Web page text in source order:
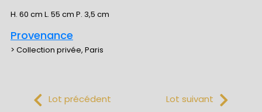
H. 60 cm L. 55 cm P. 3,5 cm
Provenance
> Collection privée, Paris
Lot précédent Lot suivant